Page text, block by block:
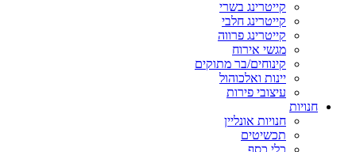
קייטרינג בשרי
קייטרינג חלבי
קייטרינג פרווה
מגשי אירוח
קינוחים/בר מתוקים
יינות ואלכוהול
עיצובי פירות
חנויות
חנויות אונליין
תכשיטים
כלי כסף